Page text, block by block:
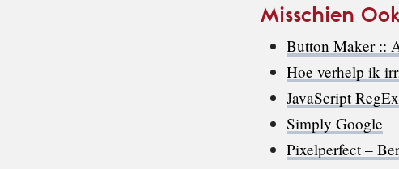
Misschien
Button Maker ::
Hoe verhelp ik
JavaScript
Simply Google
Pixelperfect –